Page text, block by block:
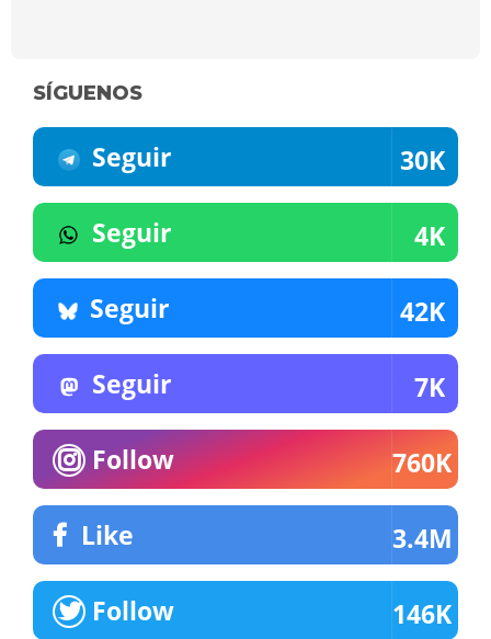
SÍGUENOS
Seguir 30K
Seguir 4K
Seguir 42K
Seguir 7K
Follow 760K
Like 3.4M
Follow 146K